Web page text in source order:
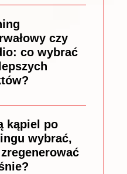
czy
co wybrać
kąpiel po
wybrać,